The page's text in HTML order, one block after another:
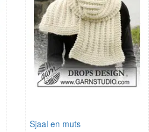
Sjaal en muts